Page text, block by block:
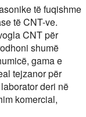
të fuqishme
të CNT-ve.
CNT për
shumë
gama e
tejzanor për
deri në
komercial,